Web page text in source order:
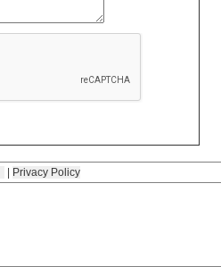
Privacy Policy